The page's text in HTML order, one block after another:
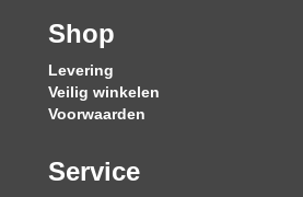
Shop
Levering
Veilig winkelen
Voorwaarden
Service